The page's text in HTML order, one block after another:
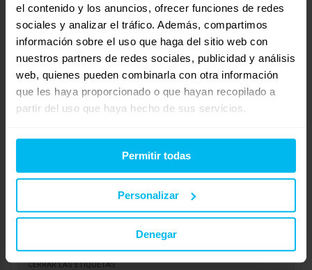
el contenido y los anuncios, ofrecer funciones de redes
sociales y analizar el tráfico. Además, compartimos
información sobre el uso que haga del sitio web con
nuestros partners de redes sociales, publicidad y análisis
web, quienes pueden combinarla con otra información
que les haya proporcionado o que hayan recopilado a
partir del uso que haya hecho de sus servicios.
Permitir todas
Personalizar
Denegar
Mostrando 0 respuestas a los debates
Respuesta a: SOJAMAX
Tu información:
Nombre (obligatorio):